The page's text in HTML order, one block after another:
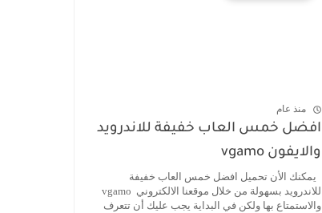
منذ عام
افضل خمس العاب خفيفة للاندرويد
والايفون vgamo
يمكنك الأن تحميل افضل خمس العاب خفيفة
للاندرويد بسهولة من خلال موقعنا الالكتروني vgamo
والاستمتاع بها ولكن في البداية يجب عليك أن تتعرف